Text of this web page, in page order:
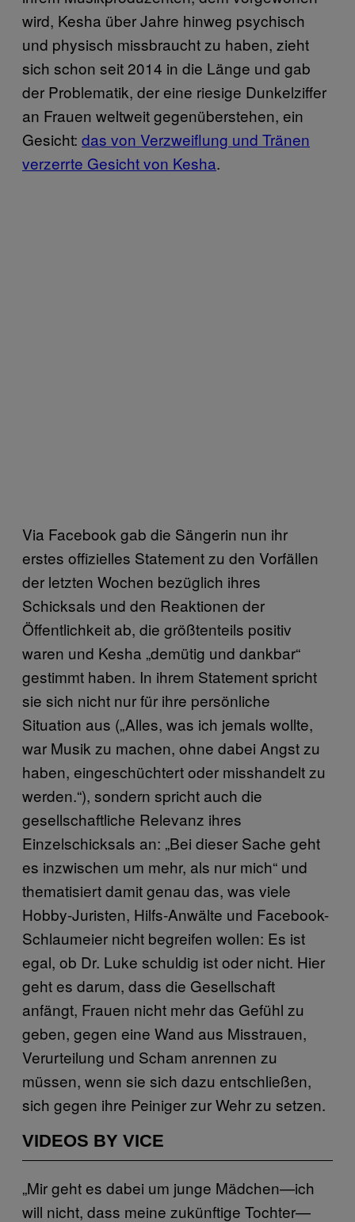
wird, Kesha über Jahre hinweg psychisch
und physisch missbraucht zu haben, zieht
sich schon seit 2014 in die Länge und gab
der Problematik, der eine riesige Dunkelziffer
an Frauen weltweit gegenüberstehen, ein
Gesicht: das von Verzweiflung und Tränen
verzerrte Gesicht von Kesha.
Via Facebook gab die Sängerin nun ihr
erstes offizielles Statement zu den Vorfällen
der letzten Wochen bezüglich ihres
Schicksals und den Reaktionen der
Öffentlichkeit ab, die größtenteils positiv
waren und Kesha „demütig und dankbar“
gestimmt haben. In ihrem Statement spricht
sie sich nicht nur für ihre persönliche
Situation aus („Alles, was ich jemals wollte,
war Musik zu machen, ohne dabei Angst zu
haben, eingeschüchtert oder misshandelt zu
werden.“), sondern spricht auch die
gesellschaftliche Relevanz ihres
Einzelschicksals an: „Bei dieser Sache geht
es inzwischen um mehr, als nur mich“ und
thematisiert damit genau das, was viele
Hobby-Juristen, Hilfs-Anwälte und Facebook-
Schlaumeier nicht begreifen wollen: Es ist
egal, ob Dr. Luke schuldig ist oder nicht. Hier
geht es darum, dass die Gesellschaft
anfängt, Frauen nicht mehr das Gefühl zu
geben, gegen eine Wand aus Misstrauen,
Verurteilung und Scham anrennen zu
müssen, wenn sie sich dazu entschließen,
sich gegen ihre Peiniger zur Wehr zu setzen.
VIDEOS BY VICE
„Mir geht es dabei um junge Mädchen—ich
will nicht, dass meine zukünftige Tochter—